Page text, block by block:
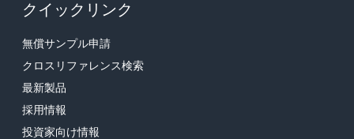
クイックリンク
無償サンプル申請
クロスリファレンス検索
最新製品
採用情報
投資家向け情報